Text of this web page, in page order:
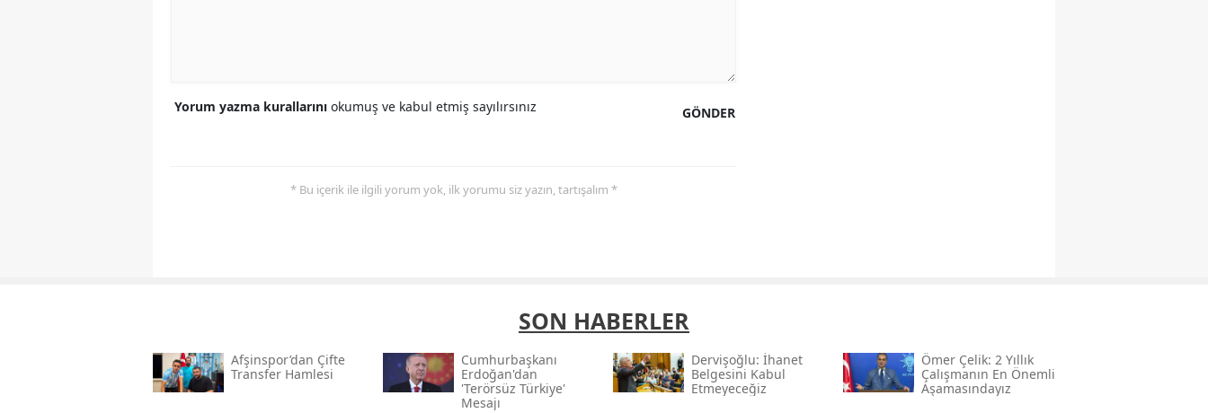
GÖNDER
Yorum yazma kurallarını okumuş ve kabul etmiş sayılırsınız
* Bu içerik ile ilgili yorum yok, ilk yorumu siz yazın, tartışalım *
SON HABERLER
Afşinspor’dan Çifte
Transfer Hamlesi
Cumhurbaşkanı
Erdoğan'dan
'terörsüz Türkiye'
Mesajı
Dervişoğlu: İhanet
Belgesini Kabul
Etmeyeceğiz
Ömer Çelik: 2 Yıllık
Çalışmanın En Önemli
Aşamasındayız